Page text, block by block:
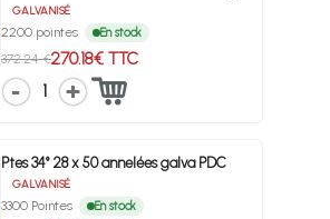
GALVANISÉ
2200 pointes En stock
372.24 €270.18€ TTC
1
Ptes 34° 28 x 50 annelées galva PDC
GALVANISÉ
3300 Pointes En stock